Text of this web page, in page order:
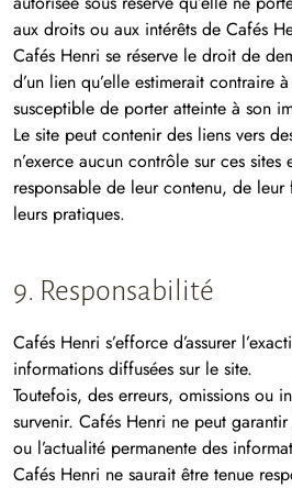
aux droits ou aux intérêts de Cafés
Cafés Henri se réserve le droit de
d’un lien qu’elle estimerait contraire
susceptible de porter atteinte à son
Le site peut contenir des liens vers
n’exerce aucun contrôle sur ces sites
responsable de leur contenu, de
leurs pratiques.
9. Responsabilité
Cafés Henri s’efforce d’assurer
informations diffusées sur le site.
Toutefois, des erreurs, omissions ou
survenir. Cafés Henri ne peut garantir
ou l’actualité permanente des
Cafés Henri ne saurait être tenue